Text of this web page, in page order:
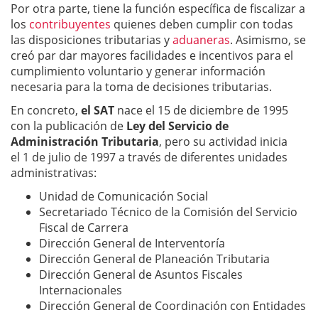
Por otra parte, tiene la función específica de fiscalizar a
los contribuyentes quienes deben cumplir con todas
las disposiciones tributarias yaduaneras. Asimismo, se
creó par dar mayores facilidades e incentivos para el
cumplimiento voluntario y generar información
necesaria para la toma de decisiones tributarias.
En concreto, el SAT nace el 15 de diciembre de 1995
con la publicación de Ley del Servicio de
Administración Tributaria, pero su actividad inicia
el 1 de julio de 1997 a través de diferentes unidades
administrativas:
Unidad de Comunicación Social
Secretariado Técnico de la Comisión del Servicio
Fiscal de Carrera
Dirección General de Interventoría
Dirección General de Planeación Tributaria
Dirección General de Asuntos Fiscales
Internacionales
Dirección General de Coordinación con Entidades